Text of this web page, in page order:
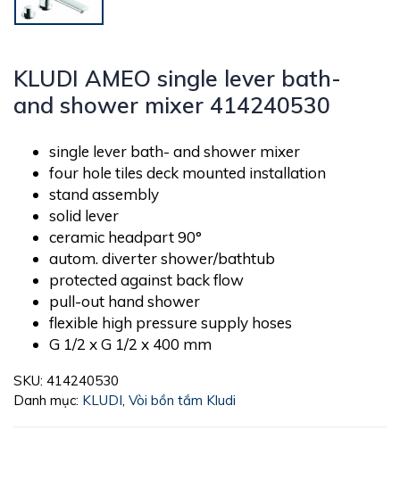
KLUDI AMEO single lever bath-
and shower mixer 414240530
single lever bath- and shower mixer
four hole tiles deck mounted installation
stand assembly
solid lever
ceramic headpart 90°
autom. diverter shower/bathtub
protected against back flow
pull-out hand shower
flexible high pressure supply hoses
G 1/2 x G 1/2 x 400 mm
SKU: 414240530
Danh mục: KLUDI Vòi bồn tắm Kludi